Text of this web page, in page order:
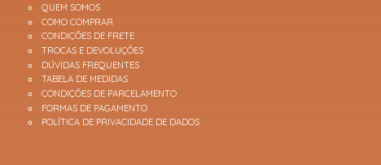
QUEM SOMOS
COMO COMPRAR
CONDIÇÕES DE FRETE
TROCAS E DEVOLUÇÕES
DÚVIDAS FREQUENTES
TABELA DE MEDIDAS
CONDIÇÕES DE PARCELAMENTO
FORMAS DE PAGAMENTO
POLÍTICA DE PRIVACIDADE DE DADOS